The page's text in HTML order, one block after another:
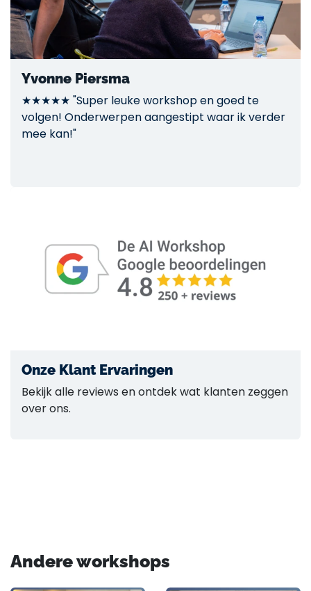
Yvonne Piersma
★★★★★ "Super leuke workshop en goed te
volgen! Onderwerpen aangestipt waar ik verder
mee kan!"
Onze Klant Ervaringen
Bekijk alle reviews en ontdek wat klanten zeggen
over ons.
Andere workshops